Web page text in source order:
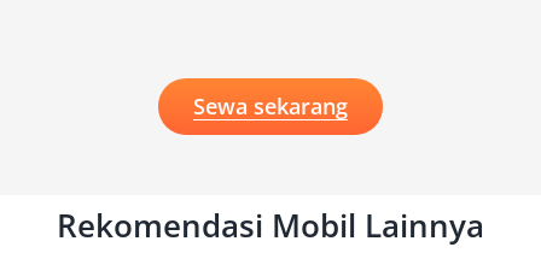
Sewa sekarang
Rekomendasi Mobil Lainnya